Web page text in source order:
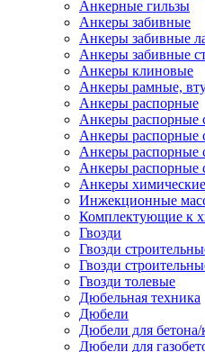
Анкерные гильзы
Анкеры забивные
Анкеры забивные
Анкеры забивные
Анкеры клиновые
Анкеры рамные,
Анкеры распорные
Анкеры распорные
Анкеры распорные
Анкеры распорные
Анкеры распорные
Анкеры химические
Инжекционные
Комплектующие к
Гвозди
Гвозди
Гвозди
Гвозди толевые
Дюбельная техника
Дюбели
Дюбели для
Дюбели для